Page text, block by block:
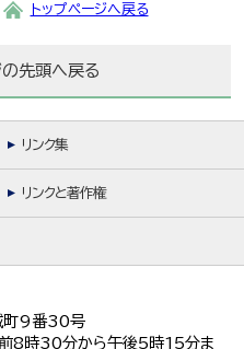
トップページへ戻る
先頭へ戻る
リンク集
リンクと著作権
9番30号
8時30分から午後5時15分ま